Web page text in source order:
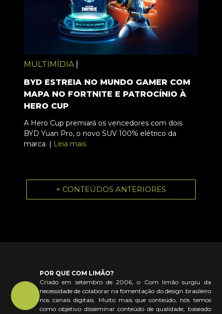
MULTIMÍDIA
BYD ESTREIA NO MUNDO GAMER COM
MAPA NO FORTNITE E PATROCÍNIO À
HERO CUP
A Hero Cup premiará os vencedores com dois
BYD Yuan Pro, o novo SUV 100% elétrico da
marca. | Leia mais
+ CONTEÚDOS ANTERIORES
POR QUE COM LIMÃO?
Criado em setembro de 2006, o Com limão surgiu da
necessidade de colaborar na fomentação do design brasileiro
nos canais digitais. Muito mais que conteúdo, nós temos
como objetivo disseminar conteúdo de qualidade, baseado